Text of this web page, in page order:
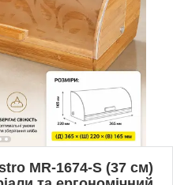
MR-1674-S (37 см)